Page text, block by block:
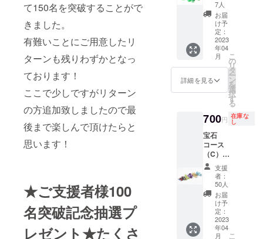
て150名を突破することがで
きました。
有難いことにご用意したリ
ターンも残りわずかとなっ
ております！
ここで少しですがリターン
の方追加致しましたので最
後まで楽しんで頂けたらと
思います！
★ご支援者様100
名突破記念抽選プ
レゼント★たくさ
れる場
合がご
ざいま
す。 ※
欠け、
傷、汚
れなど
のある
石で
す。 ※
イズや
数はバ
ランス
を考え
てお入
れして
おりま
す。
の石が5
石ほど
入りま
す。 鑑
別の練
習や、
種類が
わから
なくて
も緑系
方にオ
ススメ
です。
※合成
石、人
造石、
模造石
が含ま
れま
す。 ※
欠け、
傷、汚
れなど
7人
お届
け予
定：
2023
年04
月
詳細を見る
こ
の
リ
タ
ー
ン
を
選
択
す
る
700円 在庫な
し
宝石
コース
（C）
天然石
で約3
㎜〜5㎜
サイズ
の宝石
が3石ほ
ど入り
ます。
支援
者：
50人
お届
け予
定：
2023
年04
月
こ